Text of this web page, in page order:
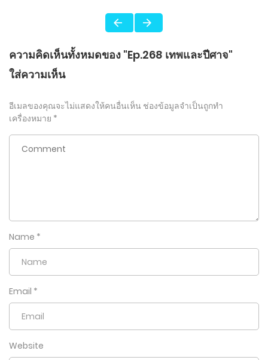
ความคิดเห็นทั้งหมดของ "Ep.268 เทพและปีศาจ"
ใส่ความเห็น
อีเมลของคุณจะไม่แสดงให้คนอื่นเห็น ช่องข้อมูลจำเป็นถูกทำ
เครื่องหมาย *
Name *
Email *
Website